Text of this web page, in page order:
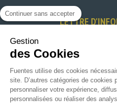
Continuer sans accepter
Gestion
des Cookies
Fuentes utilise des cookies
site. D’autres catégories de cookies
personnaliser votre expérience,
personnalisées ou réaliser des
LETTRE
Restez informés de nos
JE